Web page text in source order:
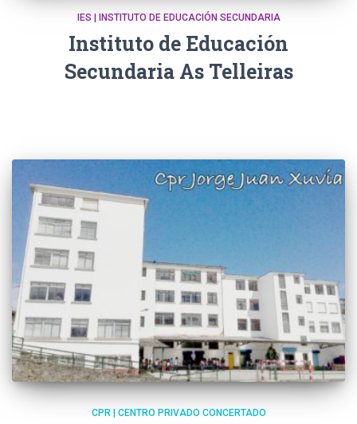
IES | INSTITUTO DE EDUCACIÓN SECUNDARIA
Instituto de Educación
Secundaria As Telleiras
CPR | CENTRO PRIVADO CONCERTADO